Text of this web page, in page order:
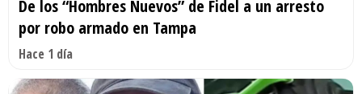
De los “Hombres Nuevos” de Fidel a un arresto
por robo armado en Tampa
Hace 1 día